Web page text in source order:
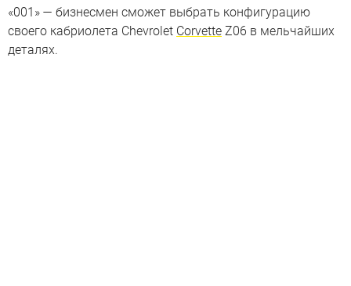
«001» — бизнесмен сможет выбрать конфигурацию
своего кабриолета Chevrolet Corvette Z06 в мельчайших
деталях.